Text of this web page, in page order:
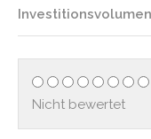
Nicht bewertet